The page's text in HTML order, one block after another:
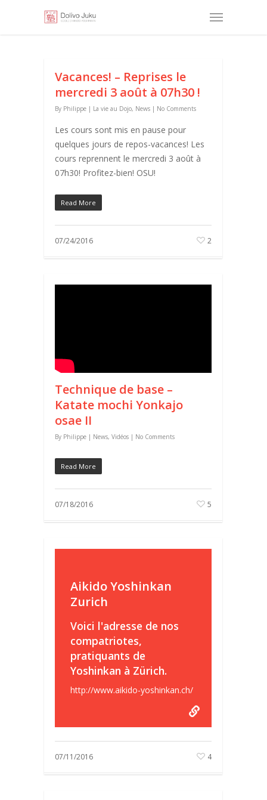
Vacances! – Reprises le
mercredi 3 août à 07h30 !
By Philippe | La vie au Dojo, News | No Comments
Les cours sont mis en pause pour
quelques jours de repos-vacances! Les
cours reprennent le mercredi 3 août à
07h30! Profitez-bien! OSU!
Read More
07/24/2016 2
Technique de base –
Katate mochi Yonkajo
osae II
By Philippe | News, Vidéos | No Comments
Read More
07/18/2016 5
Aikido Yoshinkan
Zurich
Voici l'adresse de nos
compatriotes,
pratiquants de
Yoshinkan à Zürich.
http://www.aikido-yoshinkan.ch/
07/11/2016 4